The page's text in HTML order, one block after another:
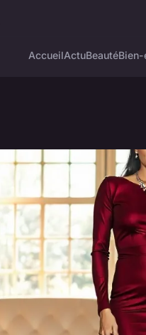
AccueilActuBeautéBien-